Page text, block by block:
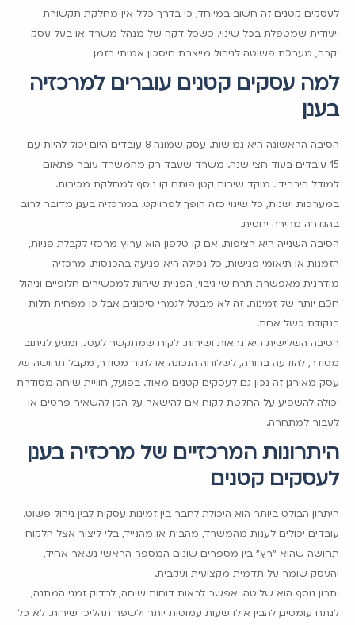
לעסקים קטנים זה חשוב במיוחד, כי בדרך כלל אין מחלקת תקשורת
ייעודית שמטפלת בכל שינוי. כשכל דקה של מנהל משרד או בעל עסק
יקרה, מערכת פשוטה לניהול מייצרת חיסכון אמיתי בזמן.
למה עסקים קטנים עוברים למרכזיה
בענן
הסיבה הראשונה היא גמישות. עסק שמונה 8 עובדים היום יכול להיות עם
15 עובדים בעוד חצי שנה. משרד שעבד רק מהמשרד עובר פתאום
למודל היברידי. מוקד שירות קטן פותח קו נוסף למחלקת מכירות.
במערכות ישנות, כל שינוי כזה הופך לפרויקט. במרכזיה בענן, מדובר לרוב
בהגדרה מהירה יחסית.
הסיבה השנייה היא רציפות. אם קו טלפון הוא ערוץ מרכזי לקבלת פניות,
הזמנות או תיאומי פגישות, כל נפילה היא פגיעה בהכנסות. מרכזיה
מודרנית מאפשרת תרחישי גיבוי, הפניית שיחות למכשירים חלופיים וניהול
חכם יותר של זמינות. זה לא מבטל לגמרי סיכונים, אבל כן מפחית תלות
בנקודת כשל אחת.
הסיבה השלישית היא נראות ושירות. לקוח שמתקשר לעסק ומגיע לניתוב
מסודר, להודעה ברורה, לשלוחה הנכונה או לתור מסודר, מקבל תחושה של
עסק מאורגן. זה נכון גם לעסקים קטנים מאוד. בפועל, חוויית שיחה מסודרת
יכולה להשפיע על החלטת לקוח אם להישאר על הקו, להשאיר פרטים או
לעבור למתחרה.
היתרונות המרכזיים של מרכזיה בענן
לעסקים קטנים
היתרון הבולט ביותר הוא היכולת לחבר בין זמינות עסקית לבין ניהול פשוט.
עובדים יכולים לענות מהמשרד, מהבית או מהנייד, בלי ליצור אצל הלקוח
תחושה שהוא "רץ" בין מספרים שונים. המספר הראשי נשאר אחיד,
והעסק שומר על תדמית מקצועית ועקבית.
יתרון נוסף הוא שליטה. אפשר לראות דוחות שיחה, לבדוק זמני המתנה,
לנתח עומסים, להבין אילו שעות עמוסות יותר ולשפר תהליכי שירות. לא כל